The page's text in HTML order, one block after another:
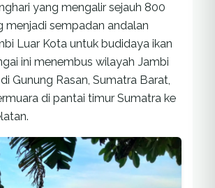
yang mengalir sejauh 800
menjadi sempadan andalan
Luar Kota untuk budidaya ikan
ini menembus wilayah Jambi
Gunung Rasan, Sumatra Barat,
di pantai timur Sumatra ke